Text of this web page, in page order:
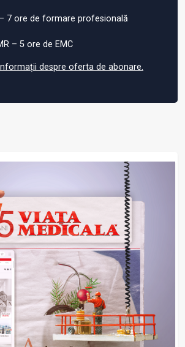
– 7 ore de formare profesională
– 5 ore de EMC
despre oferta de abonare.